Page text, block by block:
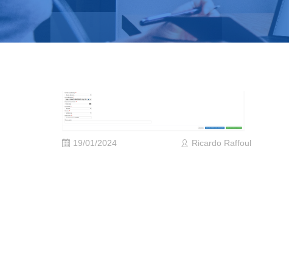
19/01/2024 Ricardo Raffoul